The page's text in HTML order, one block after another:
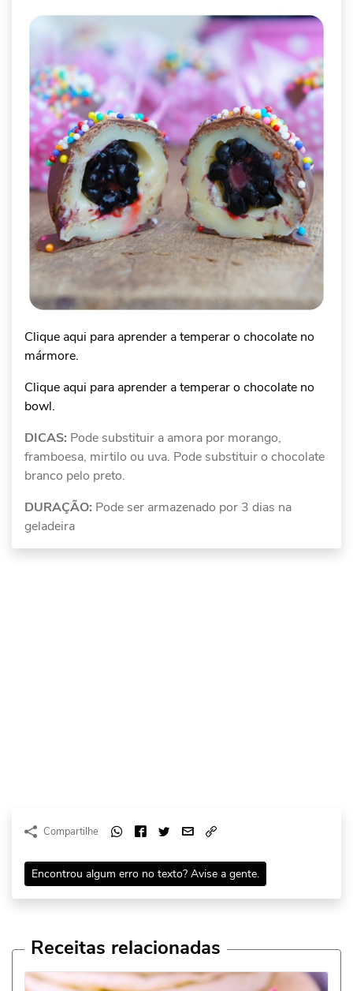
Clique aqui para aprender a temperar o chocolate no
mármore.
Clique aqui para aprender a temperar o chocolate no
bowl.
DICAS: Pode substituir a amora por morango,
framboesa, mirtilo ou uva. Pode substituir o chocolate
branco pelo preto.
DURAÇÃO: Pode ser armazenado por 3 dias na
geladeira
Compartilhe
Encontrou algum erro no texto? Avise a gente.
Receitas relacionadas